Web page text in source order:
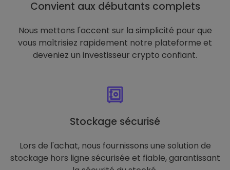
Convient aux débutants complets
Nous mettons l'accent sur la simplicité pour que
vous maîtrisiez rapidement notre plateforme et
deveniez un investisseur crypto confiant.
Stockage sécurisé
Lors de l'achat, nous fournissons une solution de
stockage hors ligne sécurisée et fiable, garantissant